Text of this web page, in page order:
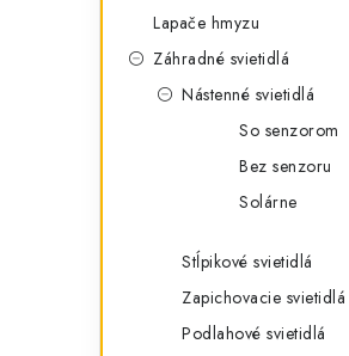
Lapače hmyzu
Záhradné svietidlá
Nástenné svietidlá
So senzorom
Bez senzoru
Solárne
Stĺpikové svietidlá
Zapichovacie svietidlá
Podlahové svietidlá